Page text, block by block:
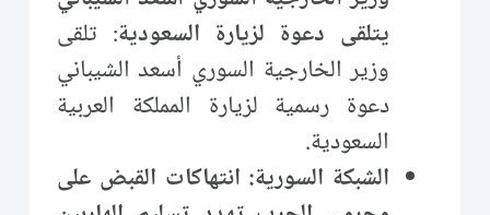
يتلقى دعوة لزيارة السعودية: تلقى
وزير الخارجية السوري أسعد الشيباني
دعوة رسمية لزيارة المملكة العربية
السعودية.
الشبكة السورية: انتهاكات القبض على